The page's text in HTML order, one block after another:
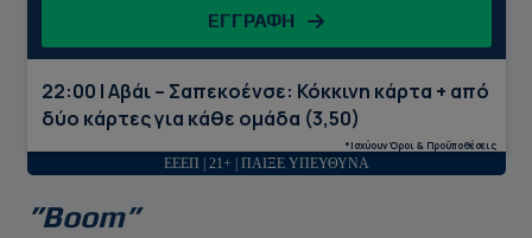
ΕΓΓΡΑΦΗ
22:00 | Αβάι – Σαπεκοένσε: Κόκκινη κάρτα + από
δύο κάρτες για κάθε ομάδα (3,50)
*Ισχύουν Όροι & Προϋποθέσεις
ΕΕΕΠ | 21+ | ΠΑΙΞΕ ΥΠΕΥΘΥΝΑ
”Boom”